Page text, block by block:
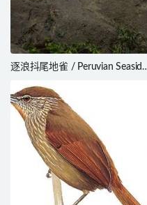
逐浪抖尾地雀 / Peruvian Seaside
taczanowskii